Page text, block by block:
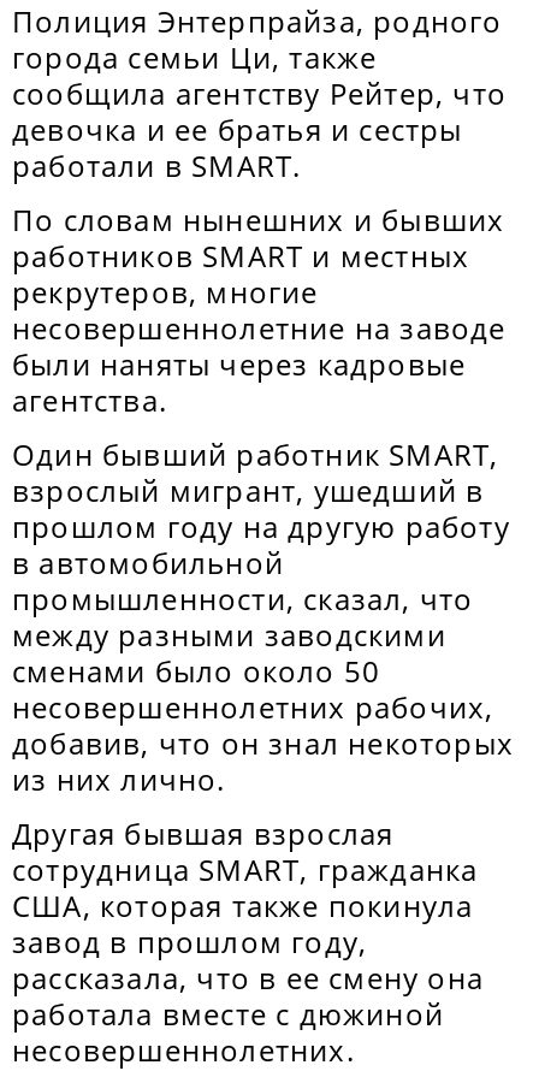
Полиция Энтерпрайза, родного
города семьи Ци, также
сообщила агентству Рейтер, что
девочка и ее братья и сестры
работали в SMART.
По словам нынешних и бывших
работников SMART и местных
рекрутеров, многие
несовершеннолетние на заводе
были наняты через кадровые
агентства.
Один бывший работник SMART,
взрослый мигрант, ушедший в
прошлом году на другую работу
в автомобильной
промышленности, сказал, что
между разными заводскими
сменами было около 50
несовершеннолетних рабочих,
добавив, что он знал некоторых
из них лично.
Другая бывшая взрослая
сотрудница SMART, гражданка
США, которая также покинула
завод в прошлом году,
рассказала, что в ее смену она
работала вместе с дюжиной
несовершеннолетних.